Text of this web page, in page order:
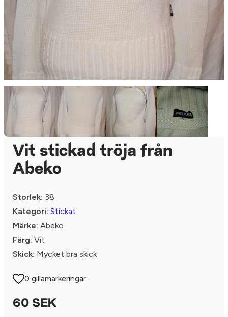
Vit stickad tröja från
Abeko
Storlek: 38
Kategori: Stickat
Märke: Abeko
Färg: Vit
Skick: Mycket bra skick
0 gillamarkeringar
60 SEK